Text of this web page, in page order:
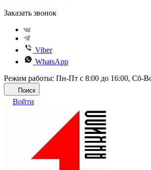
Заказать звонок
Viber
WhatsApp
Режим работы: Пн-Пт с 8:00 до 16:00, Cб-
Поиск
Войти